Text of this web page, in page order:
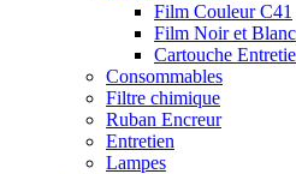
Film Couleur C41
Film Noir et Blanc
Cartouche
Consommables
Filtre chimique
Ruban Encreur
Entretien
Lampes